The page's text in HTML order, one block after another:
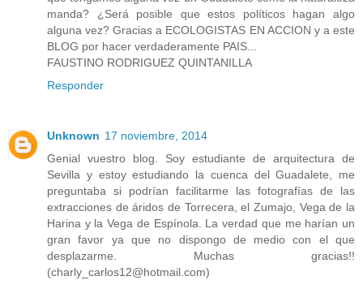
manda? ¿Será posible que estos políticos hagan algo
alguna vez? Gracias a ECOLOGISTAS EN ACCION y a este
BLOG por hacer verdaderamente PAIS...
FAUSTINO RODRIGUEZ QUINTANILLA
Responder
Unknown 17 noviembre, 2014
Genial vuestro blog. Soy estudiante de arquitectura de
Sevilla y estoy estudiando la cuenca del Guadalete, me
preguntaba si podrían facilitarme las fotografías de las
extracciones de áridos de Torrecera, el Zumajo, Vega de la
Harina y la Vega de Espínola. La verdad que me harían un
gran favor ya que no dispongo de medio con el que
desplazarme. Muchas gracias!!
(charly_carlos12@hotmail.com)